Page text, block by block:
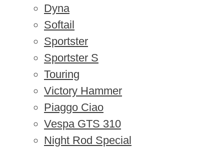
Dyna
Softail
Sportster
Sportster S
Touring
Victory Hammer
Piaggo Ciao
Vespa GTS 310
Night Rod Special